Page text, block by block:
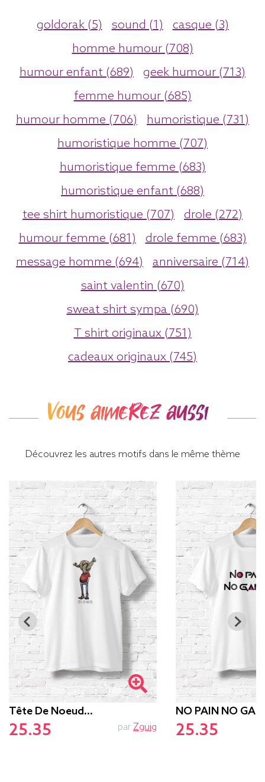
goldorak (5) sound (1)
casque (3)
homme humour (708)
humour enfant (689)
geek humour (713)
femme humour (685)
humour homme (706)
humoristique (731)
humoristique homme (707)
humoristique femme (683)
humoristique enfant (688)
tee shirt humoristique (707)
drole (272)
humour femme (681)
drole femme (683)
message homme (694)
anniversaire (714)
saint valentin (670)
sweat shirt sympa (690)
T shirt originaux (751)
cadeaux originaux (745)
Vous aimerez aussi
Découvrez les autres motifs dans le même thème
Tête De Noeud…
25.35 par Zguig
NO PAIN NO
25.35